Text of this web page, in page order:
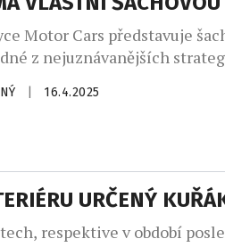
Motor Cars představuje
z nejuznávanějších
kultur a generací. Hra je
zážitků, které jsou vlastní i
16.4.2025
URČENÝ
respektive v období